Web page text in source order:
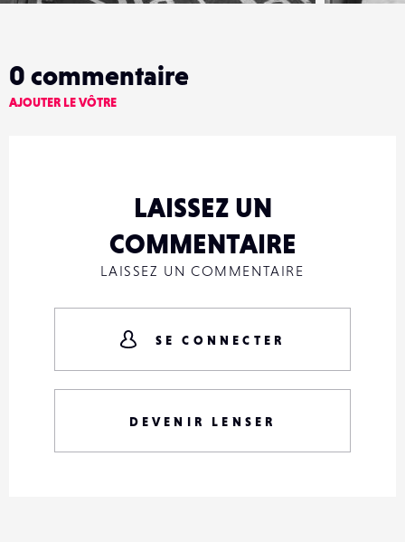
0 commentaire
AJOUTER LE VÔTRE
LAISSEZ UN
COMMENTAIRE
LAISSEZ UN COMMENTAIRE
SE CONNECTER
DEVENIR LENSER